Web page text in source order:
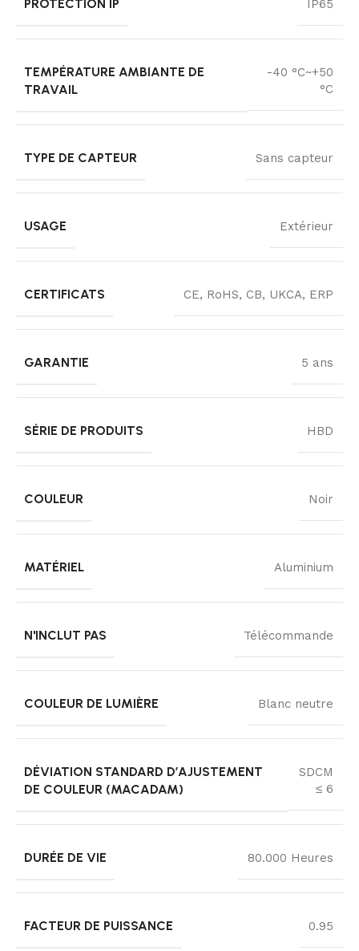
PROTECTION IP IP65
TEMPÉRATURE AMBIANTE DE
TRAVAIL
-40 °C~+50
°C
TYPE DE CAPTEUR Sans capteur
USAGE Extérieur
CERTIFICATS CE, RoHS, CB, UKCA, ERP
GARANTIE 5 ans
SÉRIE DE PRODUITS HBD
COULEUR Noir
MATÉRIEL Aluminium
N'INCLUT PAS Télécommande
COULEUR DE LUMIÈRE Blanc neutre
DÉVIATION STANDARD D’AJUSTEMENT
DE COULEUR (MACADAM)
SDCM
≤ 6
DURÉE DE VIE 80.000 Heures
FACTEUR DE PUISSANCE 0.95